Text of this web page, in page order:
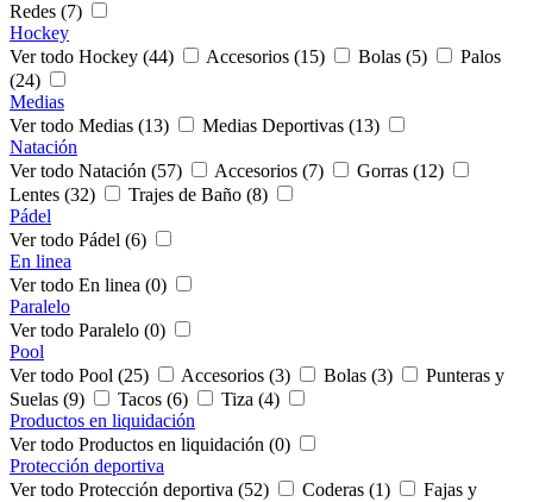
Redes (7)
Hockey
Ver todo Hockey (44)
Accesorios (15) Bolas (5)
Palos
(24)
Medias
Ver todo Medias (13)
Medias Deportivas (13)
Natación
Ver todo Natación (57)
Accesorios (7)
Gorras (12)
Lentes (32)
Trajes de Baño (8)
Pádel
Ver todo Pádel (6)
En linea
Ver todo En linea (0)
Paralelo
Ver todo Paralelo (0)
Pool
Ver todo Pool (25)
Accesorios (3) Bolas (3)
Punteras y
Suelas (9)
Tacos (6)
Tiza (4)
Productos en liquidación
Ver todo Productos en liquidación (0)
Protección deportiva
Ver todo Protección deportiva (52)
Coderas (1)
Fajas y